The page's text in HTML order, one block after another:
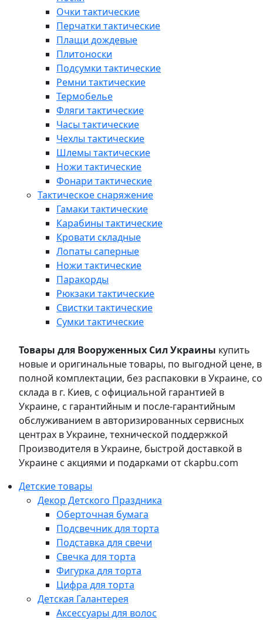
Очки тактические
Перчатки тактические
Плащи дождевые
Плитоноски
Подсумки тактические
Ремни тактические
Термобелье
Фляги тактические
Часы тактические
Чехлы тактические
Шлемы тактические
Ножи тактические
Фонари тактические
Тактическое снаряжение
Гамаки тактические
Карабины тактические
Кровати складные
Лопаты саперные
Ножи тактические
Паракорды
Рюкзаки тактические
Свистки тактические
Сумки тактические
Товары для Вооруженных Сил Украины купить
новые и оригинальные товары, по выгодной цене, в
полной комплектации, без распаковки в Украине, со
склада в г. Киев, с официальной гарантией в
Украине, с гарантийным и после-гарантийным
обслуживанием в авторизированных сервисных
центрах в Украине, технической поддержкой
Производителя в Украине, быстрой доставкой в
Украине с акциями и подарками от ckapbu.com
Детские товары
Декор Детского Праздника
Оберточная бумага
Подсвечник для торта
Подставка для свечи
Свечка для торта
Фигурка для торта
Цифра для торта
Детская Галантерея
Аксессуары для волос